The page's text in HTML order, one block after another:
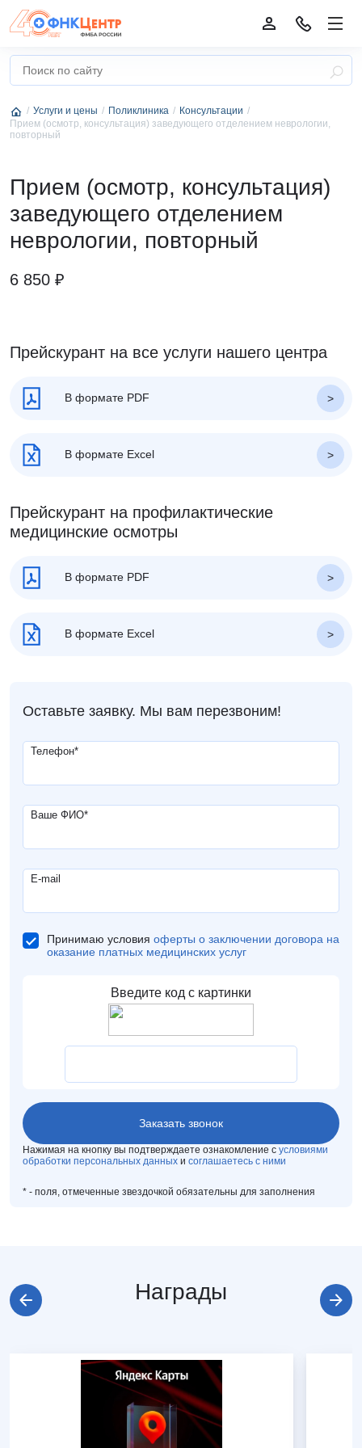
Услуги и цены Поликлиника
Консультации
Прием (осмотр, консультация) заведующего отделением неврологии,
повторный
Прием (осмотр, консультация)
заведующего отделением
неврологии, повторный
6 850 ₽
Прейскурант на все услуги нашего центра
В формате PDF
В формате Excel
Прейскурант на профилактические
медицинские осмотры
В формате PDF
В формате Excel
Оставьте заявку. Мы вам перезвоним!
Телефон*
Ваше ФИО*
E-mail
Принимаю условия оферты о заключении договора на
оказание платных медицинских услуг
Нажимая на кнопку вы подтверждаете ознакомление с условиями
обработки персональных данных и соглашаетесь с ними
* - поля, отмеченные звездочкой обязательны для заполнения
Награды